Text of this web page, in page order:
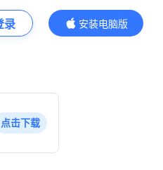
录
安装电脑版
内容更精彩
点击下载